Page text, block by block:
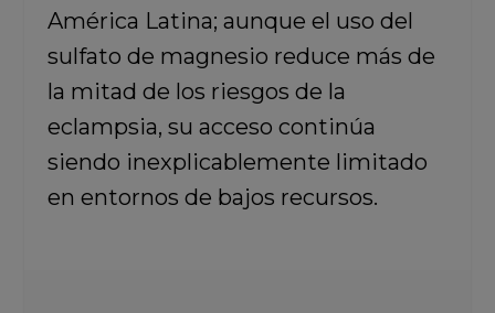
América Latina; aunque el uso del
sulfato de magnesio reduce más de
la mitad de los riesgos de la
eclampsia, su acceso continúa
siendo inexplicablemente limitado
en entornos de bajos recursos.